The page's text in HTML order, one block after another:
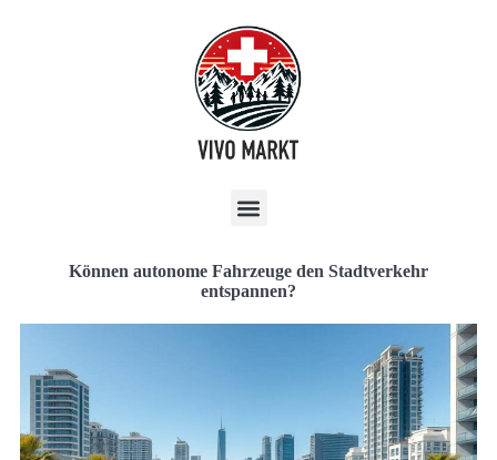
Können autonome Fahrzeuge den Stadtverkehr
entspannen?